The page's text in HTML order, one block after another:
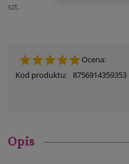
szt.
Ocena:
Kod produktu: 8756914359353
Opis